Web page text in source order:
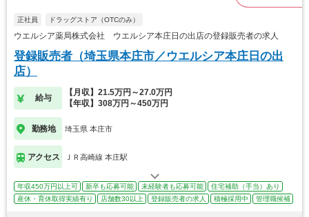
正社員 ドラッグストア（OTCのみ）
ウエルシア薬局株式会社 ウエルシア本庄日の出店の登録販売者の求人
登録販売者（埼玉県本庄市／ウエルシア本庄日の出
店）
給与
【月収】21.5万円～27.0万円
【年収】308万円～450万円
勤務地 埼玉県 本庄市
アクセス ＪＲ高崎線 本庄駅
年収450万円以上可 新卒も応募可能 未経験者も応募可能
住宅補助（手当）あり
産休・育休取得実績有り
店舗数30以上 登録販売者の求人 積極採用中 管理職候補